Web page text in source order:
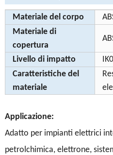
Materiale del corpo
Materiale di
copertura
Livello di impatto
Caratteristiche del
materiale
Applicazione:
Adatto per impianti elettrici
petrolchimica, elettrone,